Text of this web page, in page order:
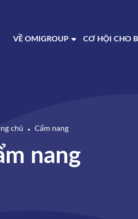
VỀ OMIGROUP CƠ HỘI CHO
chủ ● Cẩm nang
nang